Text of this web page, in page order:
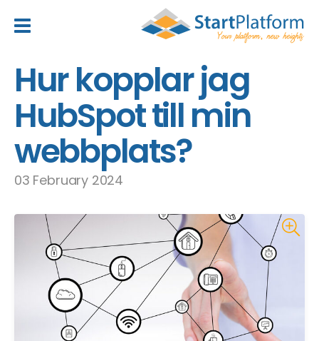
Hur kopplar jag
HubSpot till min
webbplats?
03 February 2024
header_toggle_navigation